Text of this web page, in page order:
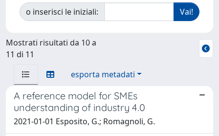
o inserisci le iniziali:
Mostrati risultati da 10 a
11 di 11
esporta metadati
A reference model for SMEs
understanding of industry 4.0
2021-01-01 Esposito, G.; Romagnoli, G.